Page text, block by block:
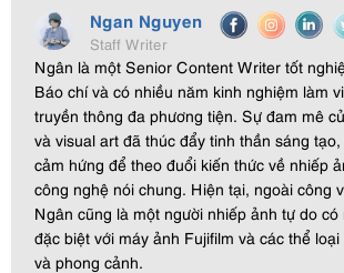
Ngan Nguyen
Staff Writer
Ngân là một Senior Content Writer tốt
Báo chí và có nhiều năm kinh nghiệm làm
truyền thông đa phương tiện. Sự đam mê
và visual art đã thúc đẩy tinh thần sáng
cảm hứng để theo đuổi kiến thức về nhiếp
công nghệ nói chung. Hiện tại, ngoài công
Ngân cũng là một người nhiếp ảnh tự do có
đặc biệt với máy ảnh Fujifilm và các thể
và phong cảnh.